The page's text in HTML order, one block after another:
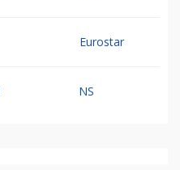
Eurostar
NS